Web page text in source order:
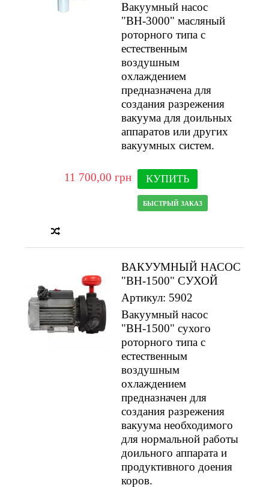
Вакуумный насос
"ВН-3000" масляный
роторного типа с
естественным
воздушным
охлаждением
предназначена для
создания разрежения
вакуума для доильных
аппаратов или других
вакуумных систем.
11 700,00 грн КУПИТЬ
БЫСТРЫЙ ЗАКАЗ
ВАКУУМНЫЙ НАСОС
"ВН-1500" СУХОЙ
Артикул: 5902
Вакуумный насос
"ВН-1500" сухого
роторного типа с
естественным
воздушным
охлаждением
предназначен для
создания разрежения
вакуума необходимого
для нормальной работы
доильного аппарата и
продуктивного доения
коров.